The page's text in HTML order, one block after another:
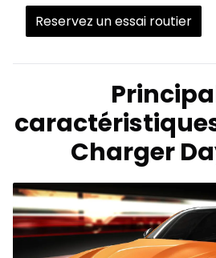
Reservez un essai routier
Charger